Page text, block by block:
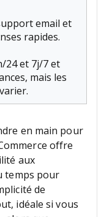
email et
rapides.
24 et 7j/7 et
mais les
en main pour
offre
aux
temps pour
de
idéale si vous